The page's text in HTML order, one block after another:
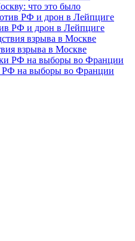
что это было
РФ и дрон в Лейпциге
взрыва в Москве
РФ на выборы во Франции